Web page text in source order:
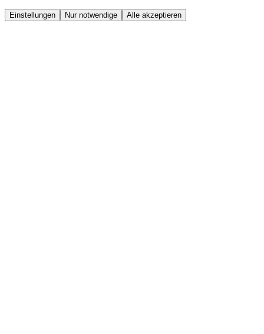
Einstellungen Nur notwendige Alle akzeptieren